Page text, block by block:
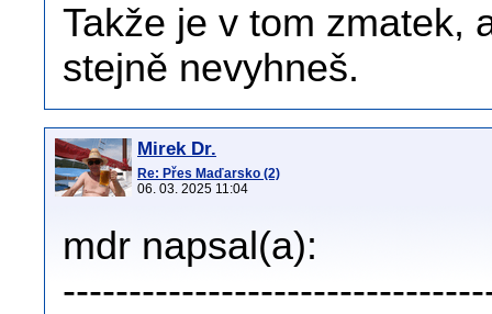
Takže je v tom zmatek,
stejně nevyhneš.
Mirek Dr.
Re: Přes Maďarsko (2)
06. 03. 2025 11:04
mdr napsal(a):